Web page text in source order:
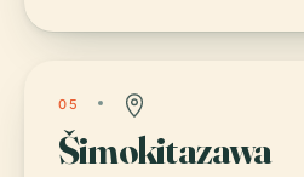
05
Šimokitazawa